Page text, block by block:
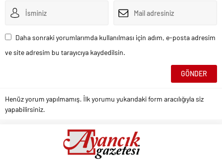
Daha sonraki yorumlarımda kullanılması için adım, e-posta adresim
ve site adresim bu tarayıcıya kaydedilsin.
Henüz yorum yapılmamış. İlk yorumu yukarıdaki form aracılığıyla siz
yapabilirsiniz.